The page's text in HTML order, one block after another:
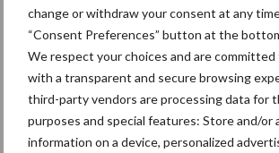
change or withdraw your consent at any
“Consent Preferences” button at the
We respect your choices and are
with a transparent and secure browsing
third-party vendors are processing data for
purposes and special features: Store and/or
information on a device, personalized
5 aug
“Vraag naar praktische
hygieneoplossingen
5 aug
Eliminatieprotocol
Mycoplasma